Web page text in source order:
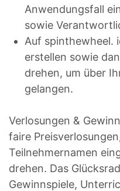
Anwendungsfall
sowie
Auf spinthewheel.
erstellen sowie
drehen, um über
gelangen.
Verlosungen &
faire
Teilnehmernamen
drehen. Das
Gewinnspiele,